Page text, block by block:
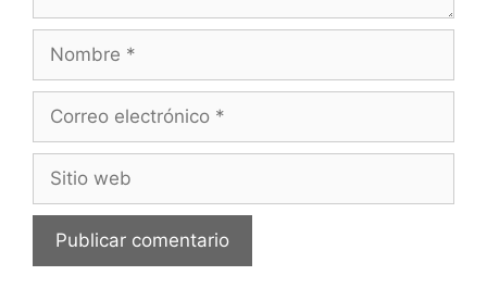
Nombre
Correo
Sitio